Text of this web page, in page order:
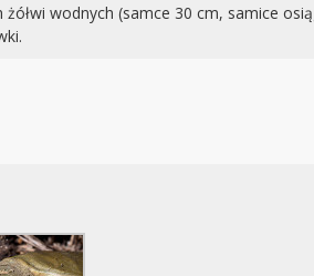
wodnych (samce 30 cm, samice